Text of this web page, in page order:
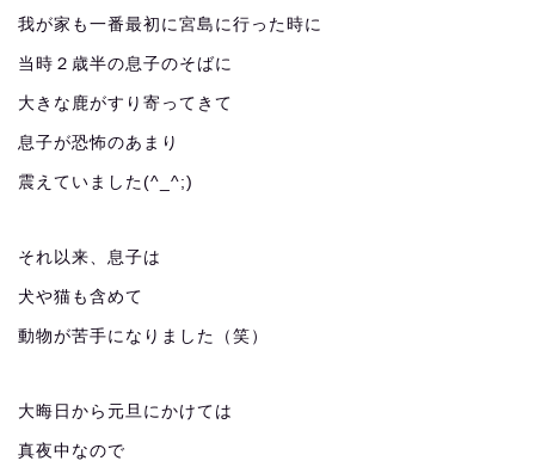
我が家も一番最初に宮島に行った時に
当時２歳半の息子のそばに
大きな鹿がすり寄ってきて
息子が恐怖のあまり
震えていました(^_^;)
それ以来、息子は
犬や猫も含めて
動物が苦手になりました（笑）
大晦日から元旦にかけては
真夜中なので